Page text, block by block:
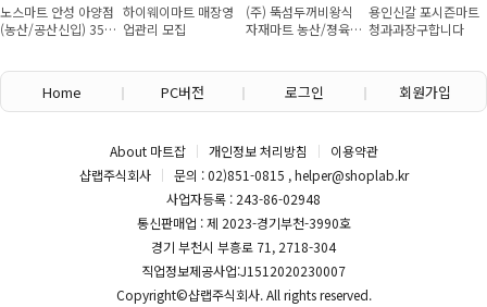
스마트 안성 아양점
산/공산신입) 355
하이웨이마트 매장영
업관리 모집
(주) 뚝섬두꺼비왕식
자재마트 농산/졍육/
용인신갈 포시즌마트
청과과장구합니다
Home PC버전 로그인 회원가입
About 마트잡 개인정보 처리방침
이용약관
샵랩주식회사
문의 : 02)851-0815 , helper@shoplab.kr
사업자등록 : 243-86-02948
통신판매업 : 제 2023-경기부천-3990호
경기 부천시 부흥로 71, 2718-304
직업정보제공사업:J1512020230007
Copyright©샵랩주식회사. All rights reserved.